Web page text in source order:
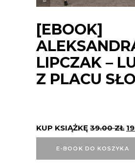
[EBOOK]
LIPCZAK –
Z PLACU
KUP KSIĄŻKĘ 39.00ZŁ
E-BOOK DO KOSZYKA